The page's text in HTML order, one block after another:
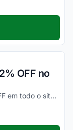
OFF no
Promoções de iPhones 13 com até 15% OFF em todo o site. Aproveite!